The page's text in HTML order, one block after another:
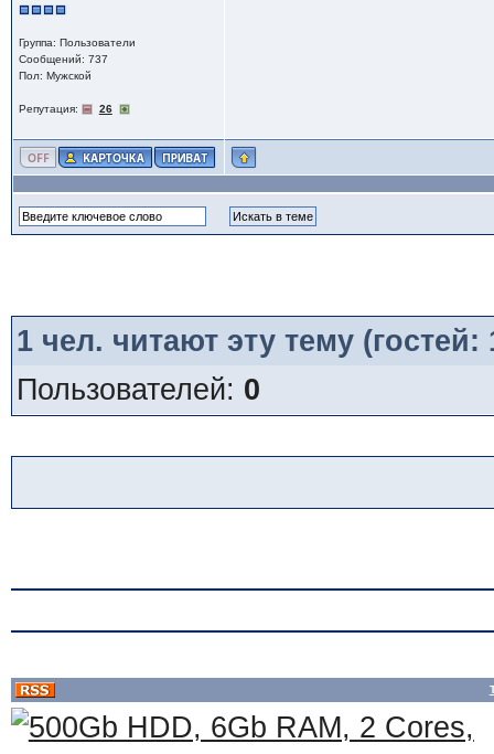
Группа: Пользователи
Сообщений: 737
Пол: Мужской
Репутация: 26
1чел. читают эту тему
Пользователей: 0